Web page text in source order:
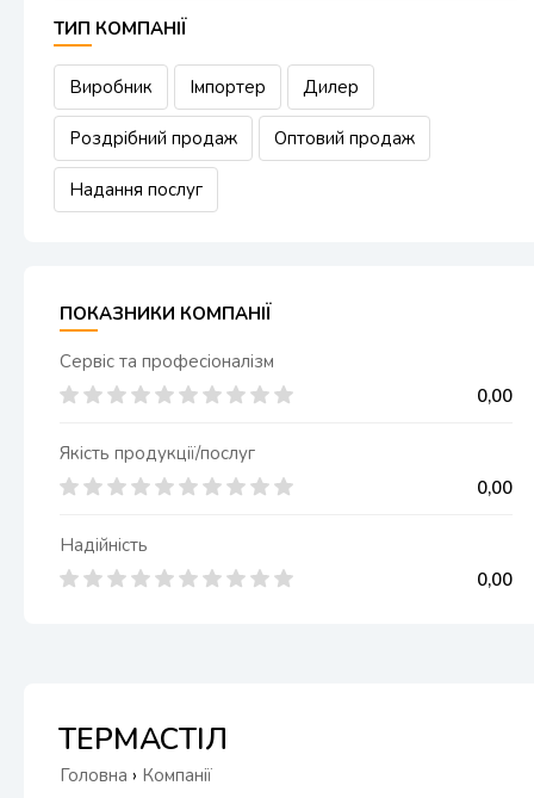
ТИП КОМПАНІЇ
Виробник Імпортер Дилер
Роздрібний продаж Оптовий продаж
Надання послуг
ПОКАЗНИКИ КОМПАНІЇ
Сервіс та професіоналізм
0,00
Якість продукції/послуг
0,00
Надійність
0,00
ТЕРМАСТІЛ
Головна › Компанії